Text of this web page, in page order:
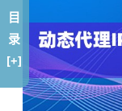
目
录
[+]